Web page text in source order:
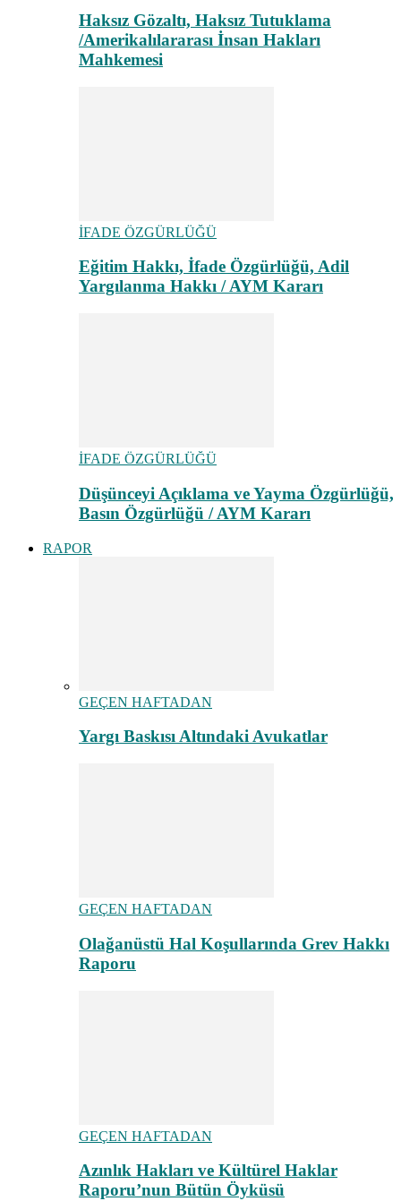
Haksız Gözaltı, Haksız Tutuklama
/Amerikalılararası İnsan Hakları
Mahkemesi
İFADE ÖZGÜRLÜĞÜ
Eğitim Hakkı, İfade Özgürlüğü, Adil
Yargılanma Hakkı / AYM Kararı
İFADE ÖZGÜRLÜĞÜ
Düşünceyi Açıklama ve Yayma Özgürlüğü,
Basın Özgürlüğü / AYM Kararı
RAPOR
GEÇEN HAFTADAN
Yargı Baskısı Altındaki Avukatlar
GEÇEN HAFTADAN
Olağanüstü Hal Koşullarında Grev Hakkı
Raporu
GEÇEN HAFTADAN
Azınlık Hakları ve Kültürel Haklar
Raporu’nun Bütün Öyküsü